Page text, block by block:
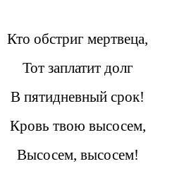
Кто обстриг мертвеца,
Тот заплатит долг
В пятидневный срок!
Кровь твою высосем,
Высосем, высосем!